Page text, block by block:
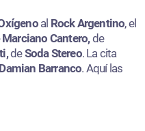
al Rock Argentino, el
Marciano Cantero,de
deSoda Stereo. La cita
Damian Barranco. Aquí las